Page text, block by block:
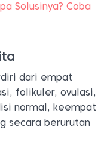
Solusinya? Coba
dari empat
folikuler, ovulasi,
normal, keempat
secara berurutan